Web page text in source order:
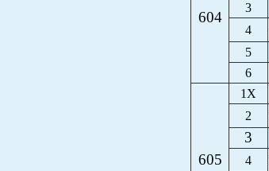
604
3
4
5
6
605
1X
2
3
4